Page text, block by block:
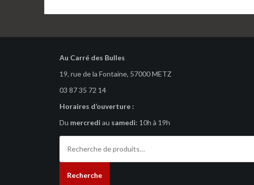
Au Carré des Bulles
19, rue de la Fontaine, 57000 METZ
03 87 35 72 14
Horaires d’ouverture :
Du mercredi au samedi: 10h à 19h
pour :
Recherche